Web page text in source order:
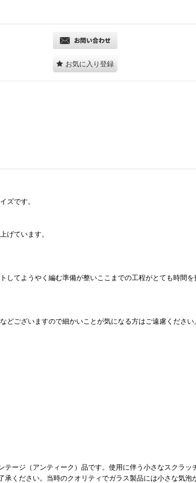
お気に入り登録
ズです。
げています。
てようやく編む準備が整いここまでの工程がとても時間を
ございますので細かいことが気になる方はご遠慮ください
ージ（アンティーク）品です。使用に伴う小さなスクラ
ください。当時のクオリティでガラス製品には小さな気泡